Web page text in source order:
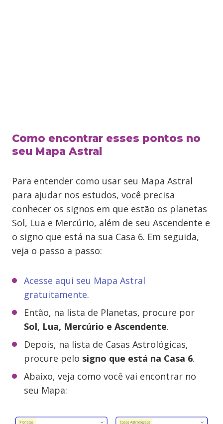
Como encontrar esses pontos no
seu Mapa Astral
Para entender como usar seu Mapa Astral
para ajudar nos estudos, você precisa
conhecer os signos em que estão os planetas
Sol, Lua e Mercúrio, além de seu Ascendente e
o signo que está na sua Casa 6. Em seguida,
veja o passo a passo:
Acesse aqui seu Mapa Astral
gratuitamente.
Então, na lista de Planetas, procure por
Sol, Lua, Mercúrio e Ascendente.
Depois, na lista de Casas Astrológicas,
procure pelo signo que está na Casa 6.
Abaixo, veja como você vai encontrar no
seu Mapa: